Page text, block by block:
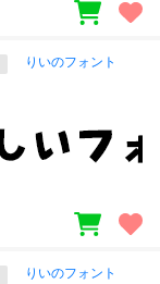
りいのフォント
りいのフォント